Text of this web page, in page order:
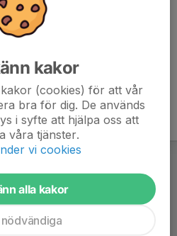
kakor
(cookies) för att vår
bra för dig. De används
i syfte att hjälpa oss att
våra tjänster.
vi cookies
alla kakor